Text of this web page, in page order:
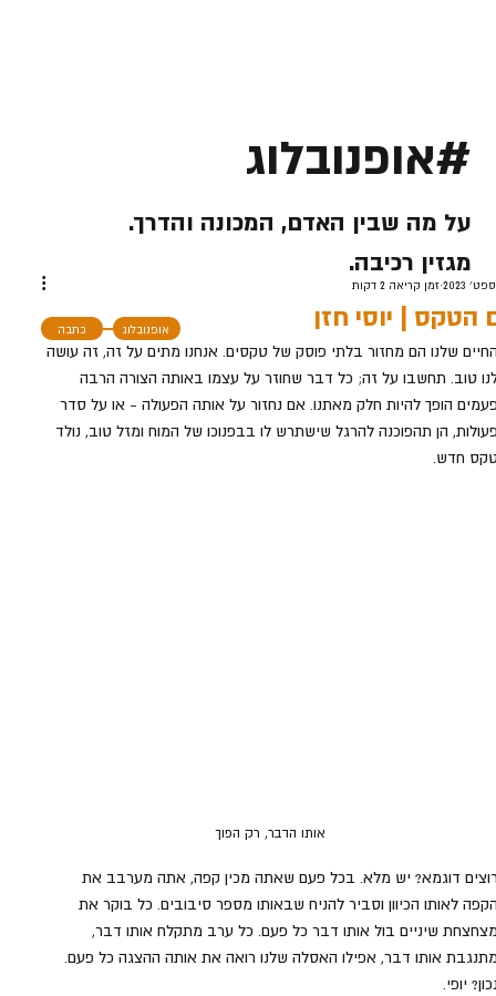
הטקס | יוסי חזן
זמן קריאה 2 דקות
שלנו הם מחזור בלתי פוסק של טקסים. אנחנו מתים על זה, זה עושה
טוב. תחשבו על זה; כל דבר שחוזר על עצמו באותה הצורה הרבה
הופך להיות חלק מאתנו. אם נחזור על אותה הפעולה - או על סדר
הן תהפוכנה להרגל שישתרש לו בבפנוכו של המוח ומזל טוב, נולד
חדש.
אותו הדבר, רק הפוך
דוגמא? יש מלא. בכל פעם שאתה מכין קפה, אתה מערבב את
לאותו הכיוון וסביר להניח שבאותו מספר סיבובים. כל בוקר את
שיניים בול אותו דבר כל פעם. כל ערב מתקלח אותו דבר,
אותו דבר, אפילו האסלה שלנו רואה את אותה ההצגה כל פעם.
יופי.
כתבה אופנובלוג
#אופנובלוג
על מה שבין האדם, המכונה והדרך.
מגזין רכיבה.